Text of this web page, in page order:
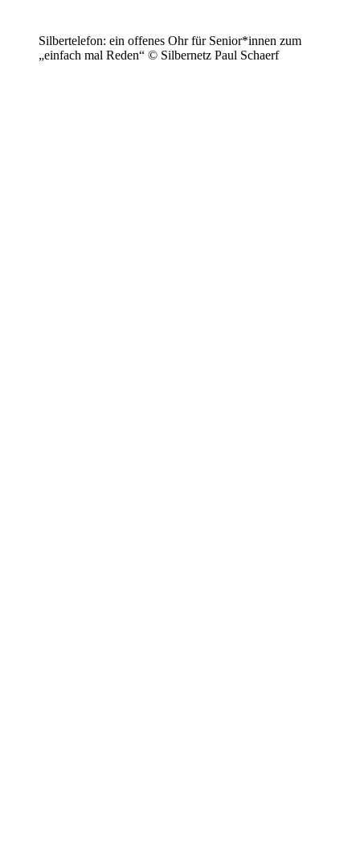
Silbertelefon: ein offenes Ohr für Senior*innen zum
„einfach mal Reden“ © Silbernetz Paul Schaerf